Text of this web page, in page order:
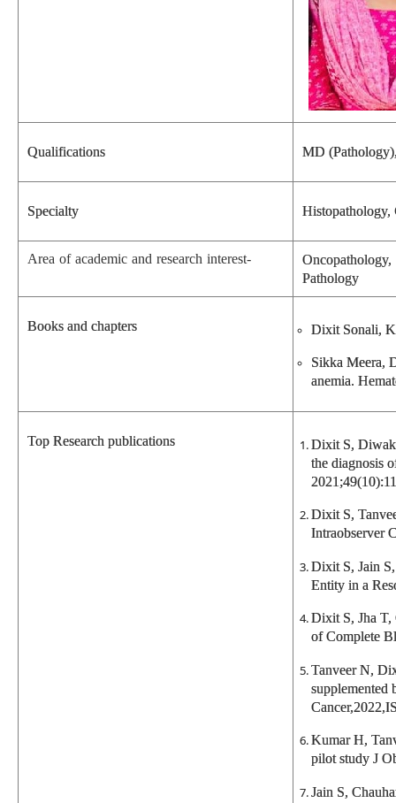
Qualifications MD
Specialty Histopathology,
Area of academic and research interest-
Pathology
Books and chapters Dixit Sonali,
Sikka Meera,
anemia.
Top Research publications
Dixit S,
the diagnosis
Dixit S,
Intraobserver
Dixit S, Jain
Entity in a
Dixit S, Jha T,
of Complete
Tanveer N,
supplemented
Kumar H,
pilot study J
Jain S,